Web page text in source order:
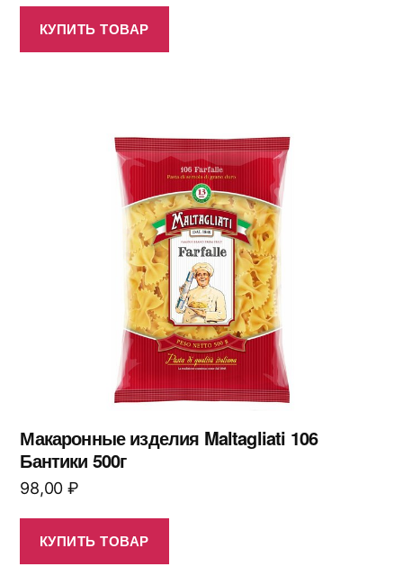
КУПИТЬ ТОВАР
Макаронные изделия Maltagliati 106
Бантики 500г
98,00 ₽
КУПИТЬ ТОВАР